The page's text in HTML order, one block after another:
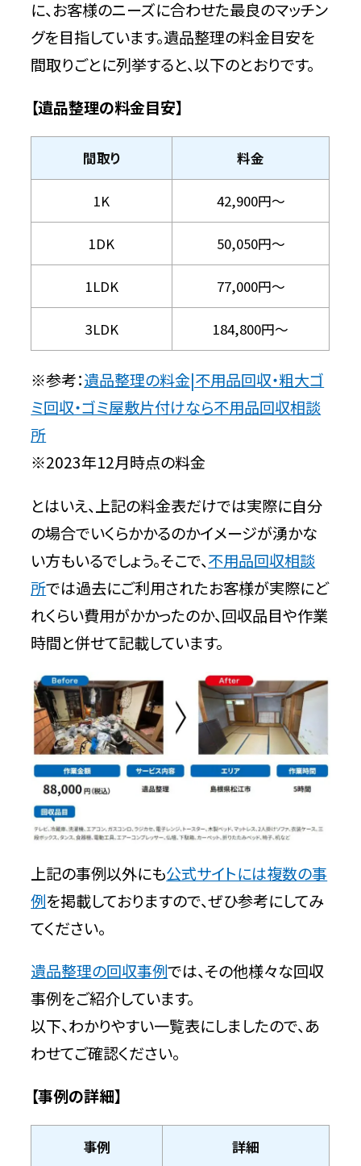
に、お客様のニーズに合わせた最良のマッチン
グを目指しています。遺品整理の料金目安を
間取りごとに列挙すると、以下のとおりです。
【遺品整理の料金目安】
間取り 料金
1K 42,900円～
1DK 50,050円～
1LDK 77,000円～
3LDK 184,800円～
※参考：遺品整理の料金|不用品回収・粗大ゴ
ミ回収・ゴミ屋敷片付けなら不用品回収相談
所
※2023年12月時点の料金
とはいえ、上記の料金表だけでは実際に自分
の場合でいくらかかるのかイメージが湧かな
い方もいるでしょう。そこで、不用品回収相談
所では過去にご利用されたお客様が実際にど
れくらい費用がかかったのか、回収品目や作業
時間と併せて記載しています。
上記の事例以外にも公式サイトには複数の事
例を掲載しておりますので、ぜひ参考にしてみ
てください。
遺品整理の回収事例では、その他様々な回収
事例をご紹介しています。
以下、わかりやすい一覧表にしましたので、あ
わせてご確認ください。
【事例の詳細】
事例 詳細